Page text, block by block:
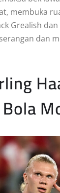
membuka
Grealish
dan